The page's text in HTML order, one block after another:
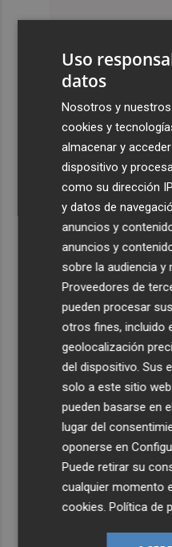
Uso
datos
Nosotros y
cookies y
almacenar y
dispositivo y
como su dirección
y datos de
anuncios y
anuncios y
sobre la audiencia
Proveedores de
pueden procesar
otros fines, incluido
geolocalización
del dispositivo. Sus
solo a este sitio
pueden basarse en
lugar del
oponerse en
Puede retirar su
cualquier momento
cookies.Política de